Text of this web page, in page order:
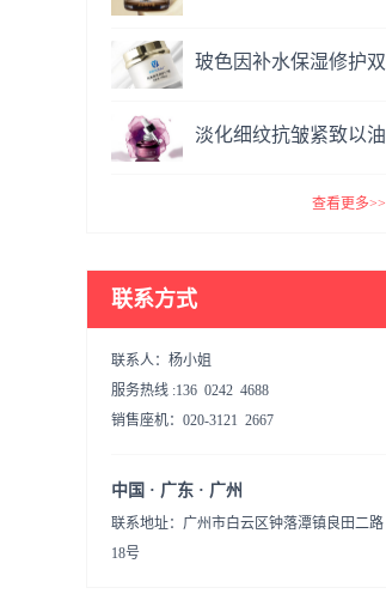
玻色因补水保湿修护双
VC精华霜
淡化细纹抗皱紧致以油
查看更多>>
联系方式
联系人：杨小姐
服务热线 :136 0242 4688
销售座机：020-3121 2667
中国 · 广东 · 广州
联系地址：广州市白云区钟落潭镇良田二路
18号